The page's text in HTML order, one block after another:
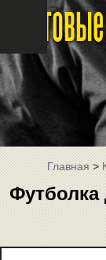
Главная>